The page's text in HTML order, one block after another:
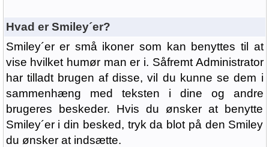
Hvad er Smiley´er?
Smiley´er er små ikoner som kan benyttes til at
vise hvilket humør man er i. Såfremt Administrator
har tilladt brugen af disse, vil du kunne se dem i
sammenhæng med teksten i dine og andre
brugeres beskeder. Hvis du ønsker at benytte
Smiley´er i din besked, tryk da blot på den Smiley
du ønsker at indsætte.